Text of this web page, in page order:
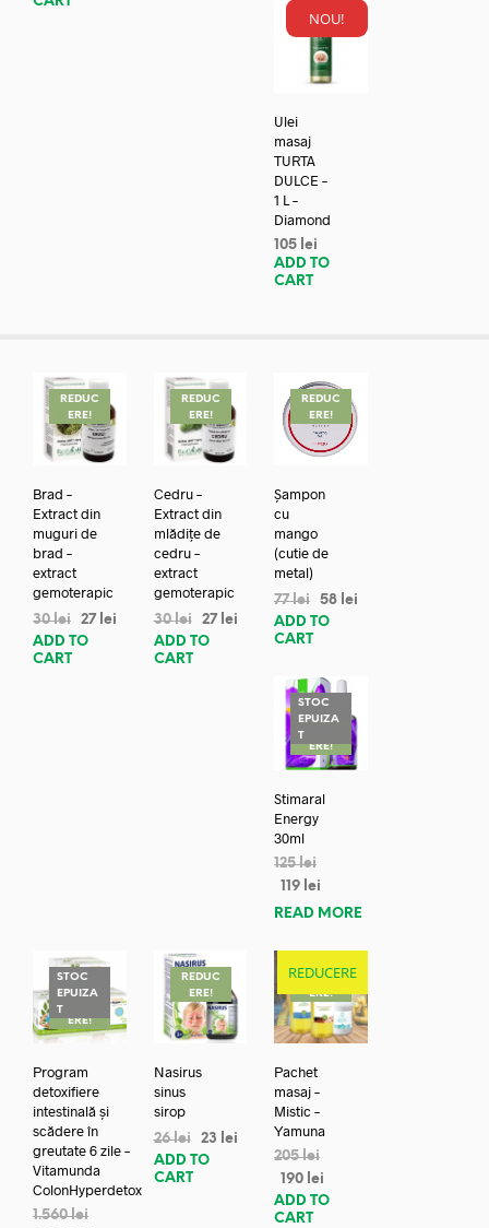
NOU!
Ulei
masaj
TURTA
DULCE –
1 L –
Diamond
105 lei
ADD TO
CART
REDUC
ERE!
Brad –
Extract din
muguri de
brad –
extract
gemoterapic
30lei 27 lei
ADD TO
CART
REDUC
ERE!
Cedru –
Extract din
mlădițe de
cedru –
extract
gemoterapic
30lei 27 lei
ADD TO
CART
REDUC
ERE!
Șampon
cu
mango
(cutie de
metal)
77lei 58 lei
ADD TO
CART
STOC
EPUIZA
TREDUC
ERE!
Stimaral
Energy
30ml
125lei
119 lei
READ MORE
STOC
EPUIZA
TREDUC
ERE!
Program
detoxifiere
intestinală și
scădere în
greutate 6 zile –
Vitamunda
ColonHyperdetox
1.560lei
REDUC
ERE!
Nasirus
sinus
sirop
26lei 23
lei
ADD TO
CART
REDUCERE
REDUC
ERE!
Pachet
masaj –
Mistic –
Yamuna
205lei
190 lei
ADD TO
CART